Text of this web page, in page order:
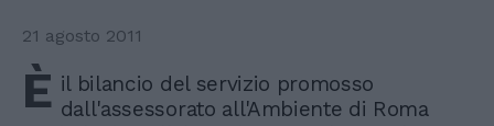
21 agosto 2011
È il bilancio del servizio promosso
dall'assessorato all'Ambiente di Roma